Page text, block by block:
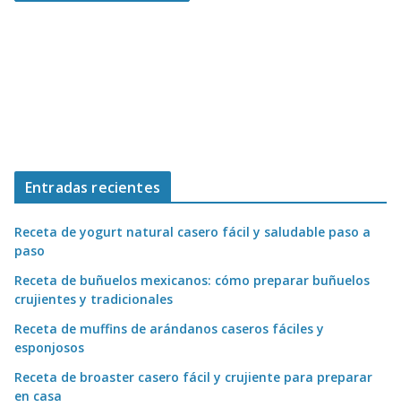
Entradas recientes
Receta de yogurt natural casero fácil y saludable paso a
paso
Receta de buñuelos mexicanos: cómo preparar buñuelos
crujientes y tradicionales
Receta de muffins de arándanos caseros fáciles y
esponjosos
Receta de broaster casero fácil y crujiente para preparar
en casa